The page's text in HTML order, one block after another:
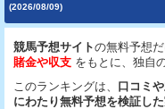
(2026/08/09)
競馬予想サイトの無料予想
賭金や収支 をもとに、独自
このランキングは、 口コミ
にわたり無料予想を検証し